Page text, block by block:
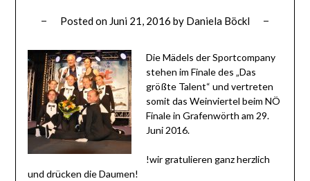
Posted on Juni 21, 2016 by Daniela Böckl
Die Mädels der Sportcompany
stehen im Finale des „Das
größte Talent“ und vertreten
somit das Weinviertel beim NÖ
Finale in Grafenwörth am 29.
Juni 2016.
!wir gratulieren ganz herzlich
und drücken die Daumen!